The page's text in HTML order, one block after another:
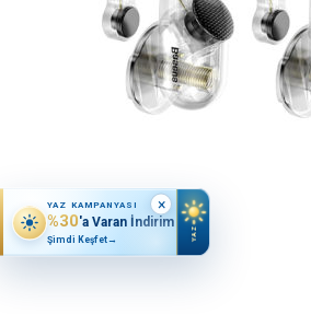
YAZ KAMPANYASI
%30'a Varan İndirim
Şimdi Keşfet→ YAZ
×